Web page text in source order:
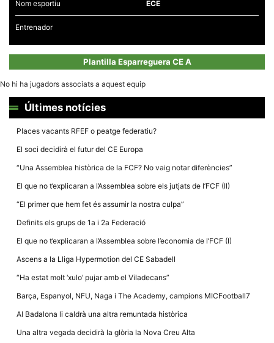
Nom esportiu ECE
Entrenador
Plantilla Esparreguera CE A
No hi ha jugadors associats a aquest equip
Últimes notícies
Places vacants RFEF o peatge federatiu?
El soci decidirà el futur del CE Europa
“Una Assemblea històrica de la FCF? No vaig notar diferències”
El que no t’explicaran a l’Assemblea sobre els jutjats de l’FCF (II)
“El primer que hem fet és assumir la nostra culpa”
Definits els grups de 1a i 2a Federació
El que no t’explicaran a l’Assemblea sobre l’economia de l’FCF (I)
Ascens a la Lliga Hypermotion del CE Sabadell
“Ha estat molt ‘xulo’ pujar amb el Viladecans”
Barça, Espanyol, NFU, Naga i The Academy, campions MICFootball7
Al Badalona li caldrà una altra remuntada històrica
Una altra vegada decidirà la glòria la Nova Creu Alta
dades
estadístiques
de manera
estructura.
d'usuari
components
nostre lloc web
permeten que el
bé com sigui
rebutja
cookies
funcionalitats
del lloc web.